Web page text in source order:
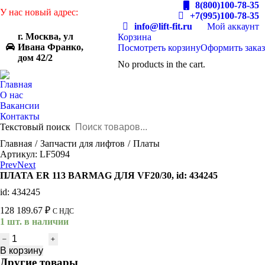
У нас новый адрес:
г. Москва, ул
Ивана Франко,
дом 42/2
8(800)100-78-35
+7(995)100-78-35
info@lift-fit.ru
Мой аккаунт
Корзина
Посмотреть корзинуОформить заказ
No products in the cart.
Главная
О нас
Вакансии
Контакты
Текстовый поиск
You are here:
Главная Запчасти для лифтов
Платы
Артикул: LF5094
PrevNext
ПЛАТА ER 113 BARMAG ДЛЯ VF20/30, id: 434245
id: 434245
128 189.67 ₽ С НДС
1 шт. в наличии
Количество
товара
ПЛАТА
В корзину
Другие товары